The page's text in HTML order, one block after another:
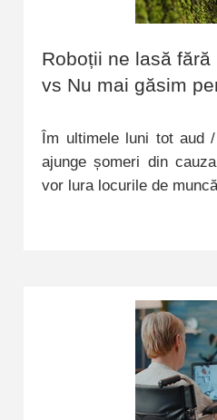
Roboții ne lasă
vs Nu mai găsim
Îm ultimele luni tot aud
ajunge șomeri din
vor lura locurile de